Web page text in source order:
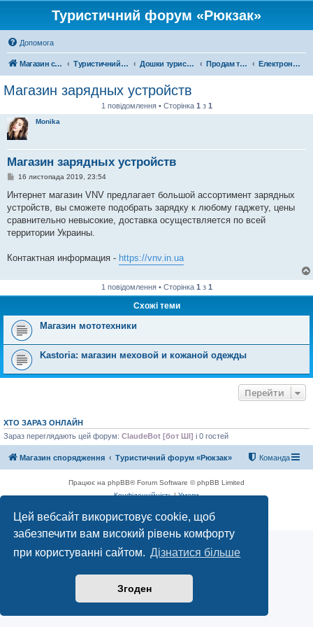
Цей вебсайт використовує cookie, щоб
забезпечити вам високий рівень комфорту
при користуванні сайтом. Дізнатися більше
Згоден
Туристичний форум «Рюкзак»
Допомога
Магазин спорядження Туристичний форум «Рюкзак» Дошки туристичних оголошень Продам туристичне спорядження Електроніка
Магазин зарядных устройств
1 повідомлення • Сторінка 1 з 1
Monika
Магазин зарядных устройств
П
в
д
о
л
н
16 листопада 2019, 23:54
Интернет магазин VNV предлагает большой ассортимент зарядных
устройств, вы сможете подобрать зарядку к любому гаджету, цены
сравнительно невысокие, доставка осуществляется по всей
территории Украины.
Контактная информация - https://vnv.in.ua
1 повідомлення • Сторінка 1 з 1
Схожі теми
Магазин мототехники
Kastoria: магазин меховой и кожаной одежды
Перейти
ХТО ЗАРАЗ ОНЛАЙН
Зараз переглядають цей форум: ClaudeBot [бот ШІ] і 0 гостей
Магазин спорядження Туристичний форум «Рюкзак» Команда
Працює на phpBB® Forum Software © phpBB Limited
Конфіденційність|Умови